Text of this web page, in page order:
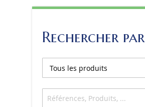
Rechercher par